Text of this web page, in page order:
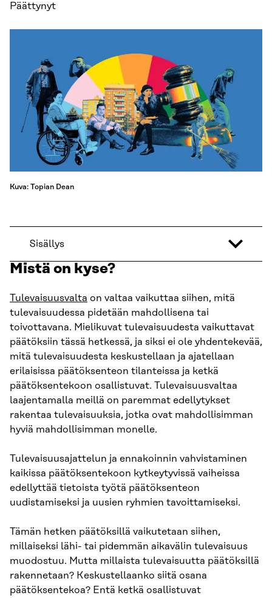
Päättynyt
Kuva: Topian Dean
Sisällys
Mistä on kyse?
Tulevaisuusvalta on valtaa vaikuttaa siihen, mitä
tulevaisuudessa pidetään mahdollisena tai
toivottavana. Mielikuvat tulevaisuudesta vaikuttavat
päätöksiin tässä hetkessä, ja siksi ei ole yhdentekevää,
mitä tulevaisuudesta keskustellaan ja ajatellaan
erilaisissa päätöksenteon tilanteissa ja ketkä
päätöksentekoon osallistuvat. Tulevaisuusvaltaa
laajentamalla meillä on paremmat edellytykset
rakentaa tulevaisuuksia, jotka ovat mahdollisimman
hyviä mahdollisimman monelle.
Tulevaisuusajattelun ja ennakoinnin vahvistaminen
kaikissa päätöksentekoon kytkeytyvissä vaiheissa
edellyttää tietoista työtä päätöksenteon
uudistamiseksi ja uusien ryhmien tavoittamiseksi.
Tämän hetken päätöksillä vaikutetaan siihen,
millaiseksi lähi- tai pidemmän aikavälin tulevaisuus
muodostuu. Mutta millaista tulevaisuutta päätöksillä
rakennetaan? Keskustellaanko siitä osana
päätöksentekoa? Entä ketkä osallistuvat